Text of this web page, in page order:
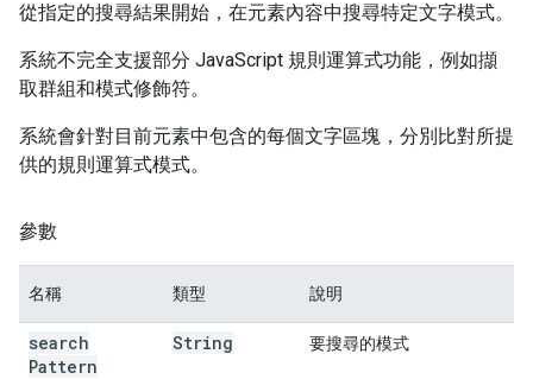
從指定的搜尋結果開始，在元素內容中搜尋特定文字模式。
系統不完全支援部分 JavaScript 規則運算式功能，例如擷
取群組和模式修飾符。
系統會針對目前元素中包含的每個文字區塊，分別比對所提
供的規則運算式模式。
參數
名稱 類型 說明
search
Pattern
String 要搜尋的模式